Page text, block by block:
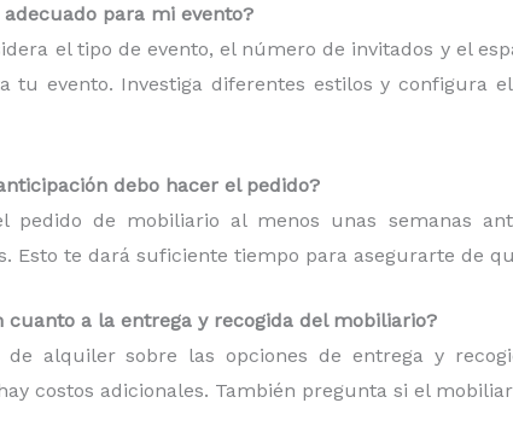
para mi evento?
el tipo de evento, el número de invitados y el
tu evento. Investiga diferentes estilos y configura
debo hacer el pedido?
pedido de mobiliario al menos unas semanas
Esto te dará suficiente tiempo para asegurarte de
cuanto a la entrega y recogida del mobiliario?
alquiler sobre las opciones de entrega y
costos adicionales. También pregunta si el